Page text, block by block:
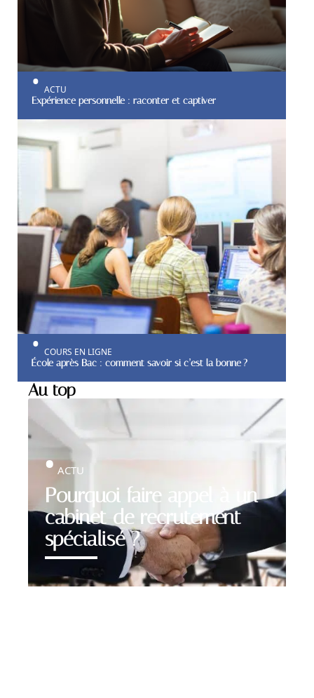
ACTU
Expérience personnelle : raconter et captiver
COURS EN LIGNE
École après Bac : comment savoir si c’est la bonne ?
Au top
Pourquoi faire appel à un
cabinet de recrutement
spécialisé ?
ACTU